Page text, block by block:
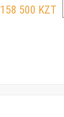
158 500 KZT